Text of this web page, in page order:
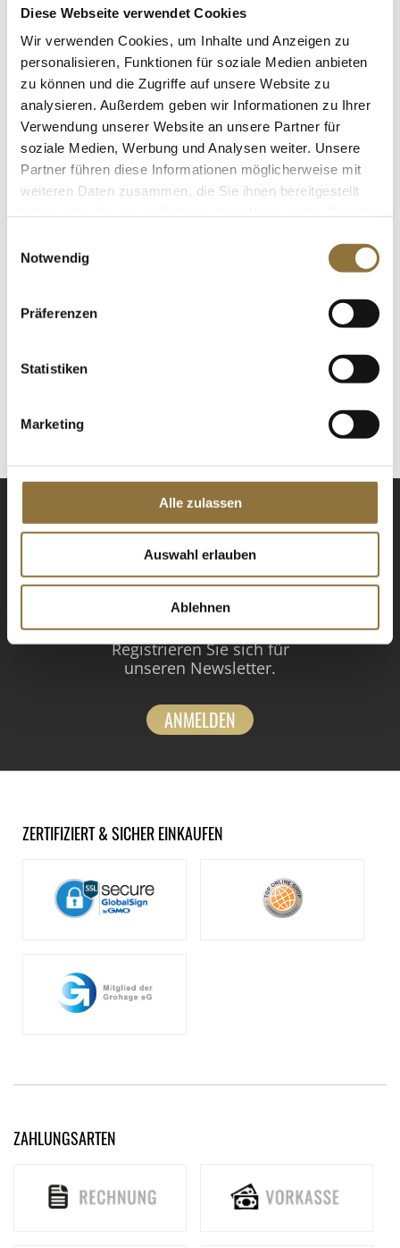
Diese Webseite verwendet Cookies
Wir verwenden Cookies, um Inhalte und Anzeigen zu
personalisieren, Funktionen für soziale Medien anbieten
zu können und die Zugriffe auf unsere Website zu
analysieren. Außerdem geben wir Informationen zu Ihrer
Verwendung unserer Website an unsere Partner für
soziale Medien, Werbung und Analysen weiter. Unsere
Partner führen diese Informationen möglicherweise mit
weiteren Daten zusammen, die Sie ihnen bereitgestellt
Notwendig
Präferenzen
Statistiken
Marketing
Alle zulassen
Auswahl erlauben
Ablehnen
LEBENSMITTELKENNZEICHNUNGEN
€ 6,96*
€ 17,40*/ kg
St.
€ 6,96*
€ 17,40*/ kg
NEWSLETTER
Registrieren Sie sich für
unseren Newsletter.
ANMELDEN
ZERTIFIZIERT & SICHER EINKAUFEN
ZAHLUNGSARTEN